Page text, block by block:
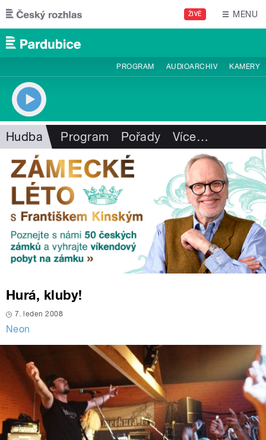
Přejít k hlavnímu obsahu
ŽIVĚ MENU
PROGRAM AUDIOARCHIV KAMERY
Hudba Program Pořady Více…
Hurá, kluby!
7. leden 2008
Neon